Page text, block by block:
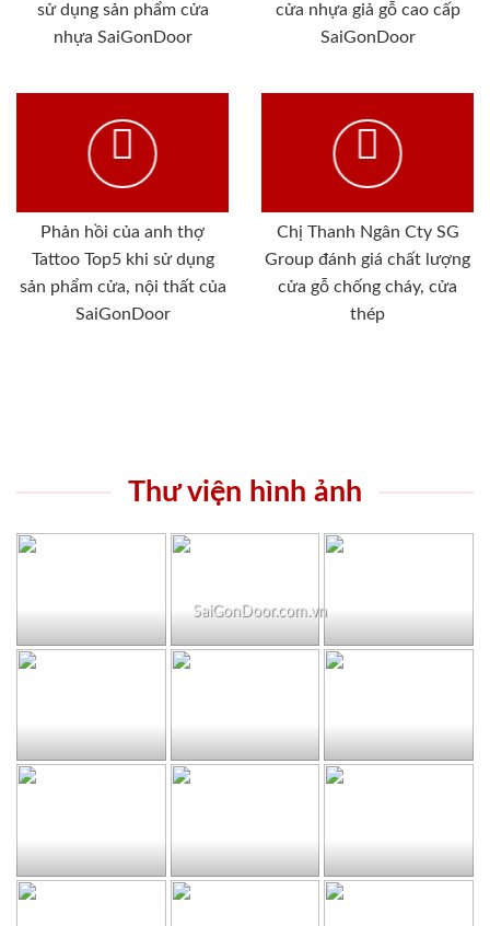
sử dụng sản phẩm cửa
nhựa SaiGonDoor
cửa nhựa giả gỗ cao cấp
SaiGonDoor
Phản hồi của anh thợ
Tattoo Top5 khi sử dụng
sản phẩm cửa, nội thất của
SaiGonDoor
Chị Thanh Ngân Cty SG
Group đánh giá chất lượng
cửa gỗ chống cháy, cửa
thép
Thư viện hình ảnh
SaiGonDoor.com.vn